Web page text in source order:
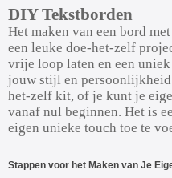
DIY Tekstborden
Het maken van een bord
een leuke doe-het-zelf
vrije loop laten en een
jouw stijl en
het-zelf kit, of je kunt je
vanaf nul beginnen. Het is
eigen unieke touch toe te
Stappen voor het Maken van Je